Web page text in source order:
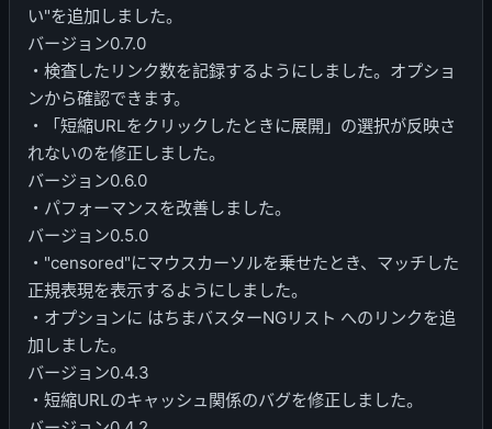
い"を追加しました。
バージョン0.7.0
・検査したリンク数を記録するようにしました。オプショ
ンから確認できます。
・「短縮URLをクリックしたときに展開」の選択が反映さ
れないのを修正しました。
バージョン0.6.0
・パフォーマンスを改善しました。
バージョン0.5.0
・"censored"にマウスカーソルを乗せたとき、マッチした
正規表現を表示するようにしました。
・オプションに はちまバスターNGリスト へのリンクを追
加しました。
バージョン0.4.3
・短縮URLのキャッシュ関係のバグを修正しました。